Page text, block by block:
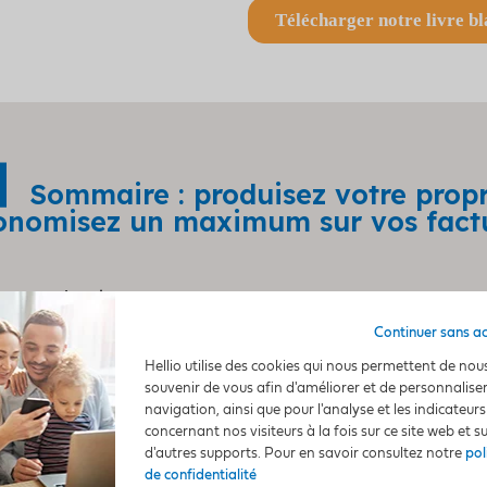
Hellio utilise des cookies qui nous permettent de
souvenir de vous afin d'améliorer et de
navigation, ainsi que pour l'analyse et les indicateurs
concernant nos visiteurs à la fois sur ce site web et
d'autres supports. Pour en savoir consultez notre
de confidentialité
Continuer sans
Sommaire : produisez votre
un maximum sur vos
Introduction
Batterie de stockage : fonctionnement et modèles
Batterie virtuelle : fonctionnement et offre
Stockage physique ou revente de l’électricité :